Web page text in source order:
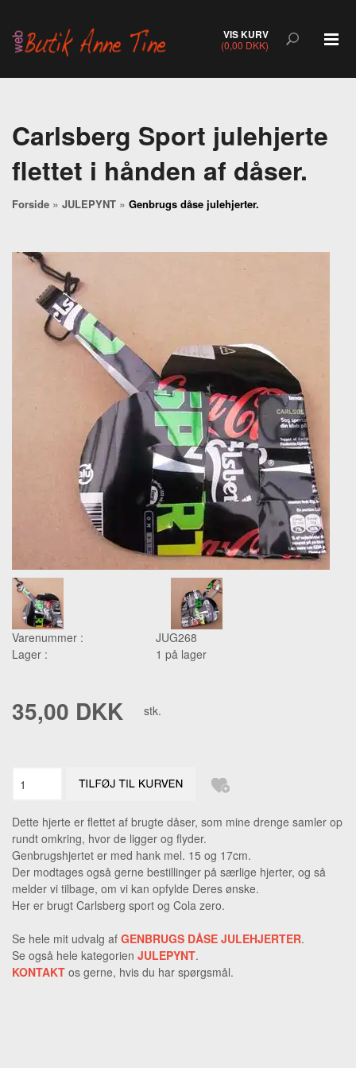
VIS KURV
(0,00 DKK)
Carlsberg Sport julehjerte
flettet i hånden af dåser.
Forside » JULEPYNT » Genbrugs dåse julehjerter.
Varenummer :
JUG268
Lager :
1 på lager
35,00 DKK stk.
Dette hjerte er flettet af brugte dåser, som mine drenge samler op
rundt omkring, hvor de ligger og flyder.
Genbrugshjertet er med hank mel. 15 og 17cm.
Der modtages også gerne bestillinger på særlige hjerter, og så
melder vi tilbage, om vi kan opfylde Deres ønske.
Her er brugt Carlsberg sport og Cola zero.
Se hele mit udvalg af GENBRUGS DÅSE JULEHJERTER.
Se også hele kategorien JULEPYNT.
KONTAKT os gerne, hvis du har spørgsmål.